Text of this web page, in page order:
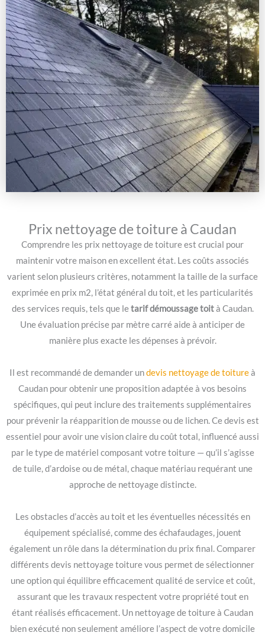
Prix nettoyage de toiture à Caudan
Comprendre les prix nettoyage de toiture est crucial pour
maintenir votre maison en excellent état. Les coûts associés
varient selon plusieurs critères, notamment la taille de la surface
exprimée en prix m2, l’état général du toit, et les particularités
des services requis, tels que letarif démoussage toità Caudan.
Une évaluation précise par mètre carré aide à anticiper de
manière plus exacte les dépenses à prévoir.
Il est recommandé de demander undevis nettoyage de toitureà
Caudan pour obtenir une proposition adaptée à vos besoins
spécifiques, qui peut inclure des traitements supplémentaires
pour prévenir la réapparition de mousse ou de lichen. Ce devis est
essentiel pour avoir une vision claire du coût total, influencé aussi
par le type de matériel composant votre toiture — qu’il s’agisse
de tuile, d’ardoise ou de métal, chaque matériau requérant une
approche de nettoyage distincte.
Les obstacles d’accès au toit et les éventuelles nécessités en
équipement spécialisé, comme des échafaudages, jouent
également un rôle dans la détermination du prix final. Comparer
différents devis nettoyage toiture vous permet de sélectionner
une option qui équilibre efficacement qualité de service et coût,
assurant que les travaux respectent votre propriété tout en
étant réalisés efficacement. Un nettoyage de toiture à Caudan
bien exécuté non seulement améliore l’aspect de votre domicile